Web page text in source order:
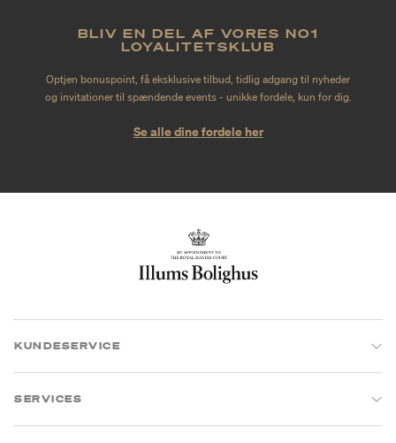
BLIV EN DEL AF VORES NO1
LOYALITETSKLUB
Optjen bonuspoint, få eksklusive tilbud, tidlig adgang til nyheder
og invitationer til spændende events - unikke fordele, kun for dig.
Se alle dine fordele her
KUNDESERVICE
SERVICES